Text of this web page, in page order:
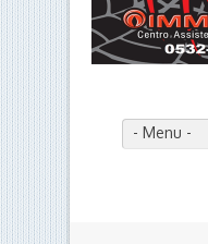
- Menu -